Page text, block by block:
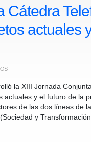
Cátedra
actuales
EN
JORNADA
CÁTEDRA
TELEFÓNICA
CIBERSEGURIDAD:
RETOS
ACTUALES
la XIII Jornada
actuales y el futuro de la
de las dos líneas de
y